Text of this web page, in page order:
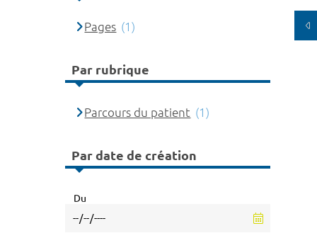
Pages (1)
Par rubrique
Parcours du patient (1)
Par date de création
Du